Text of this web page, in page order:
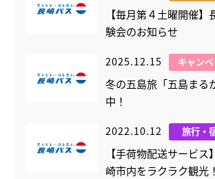
【毎月第４土曜開催
験会のお知らせ
2025.12.15 キャン
冬の五島旅「五島まる
中！
2022.10.12 旅行・
【手荷物配送サービス
崎市内をラクラク観光！